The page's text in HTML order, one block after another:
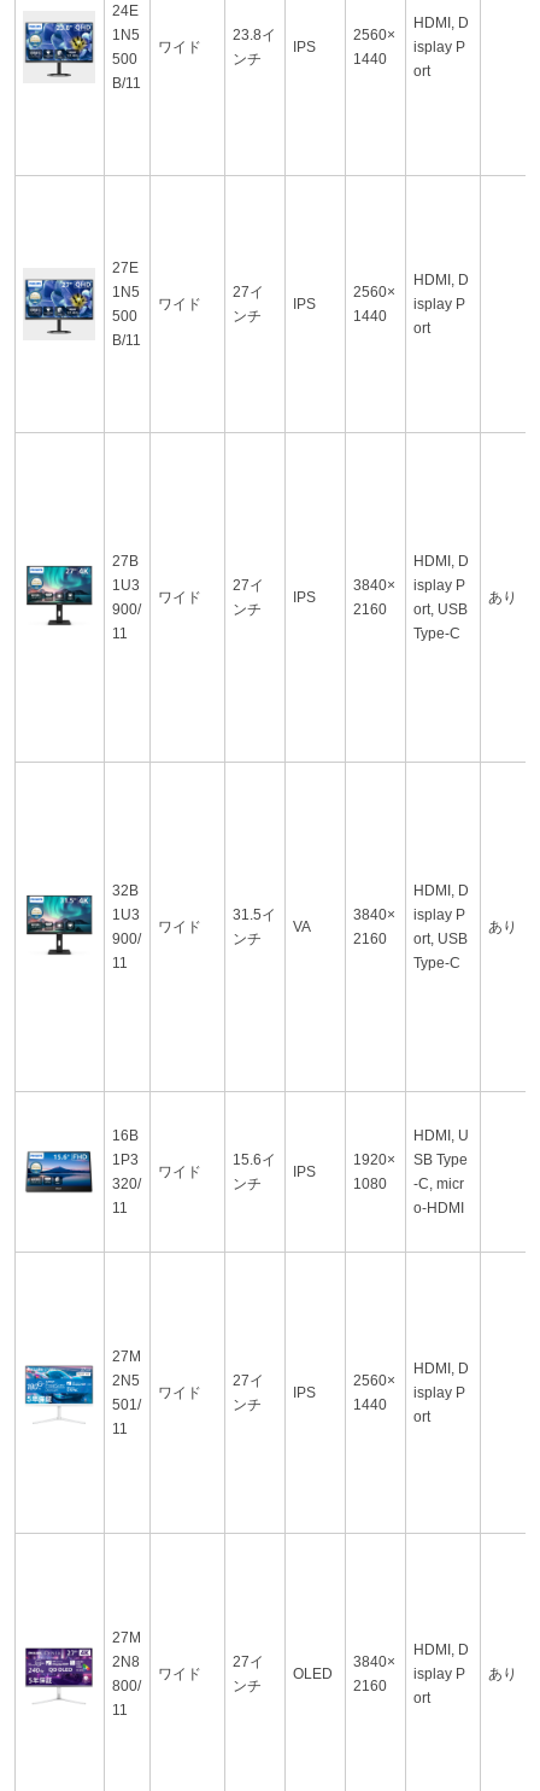
24E
1N5
500
B/11
ワイド
23.8イ
ンチ
IPS
2560×
1440
HDMI, D
isplay P
ort
27E
1N5
500
B/11
ワイド
27イ
ンチ
IPS
2560×
1440
HDMI, D
isplay P
ort
27B
1U3
900/
11
ワイド
27イ
ンチ
IPS
3840×
2160
HDMI, D
isplay P
ort, USB
Type-C
あり
32B
1U3
900/
11
ワイド
31.5イ
ンチ
VA
3840×
2160
HDMI, D
isplay P
ort, USB
Type-C
あり
16B
1P3
320/
11
ワイド
15.6イ
ンチ
IPS
1920×
1080
HDMI, U
SB Type
-C, micr
o-HDMI
27M
2N5
501/
11
ワイド
27イ
ンチ
IPS
2560×
1440
HDMI, D
isplay P
ort
27M
2N8
800/
11
ワイド
27イ
ンチ
OLED
3840×
2160
HDMI, D
isplay P
ort
あり